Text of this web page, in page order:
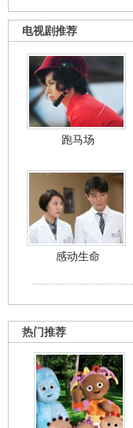
电视剧推荐
跑马场
感动生命
热门推荐